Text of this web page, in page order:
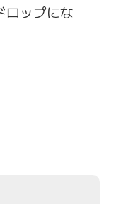
ロップにな